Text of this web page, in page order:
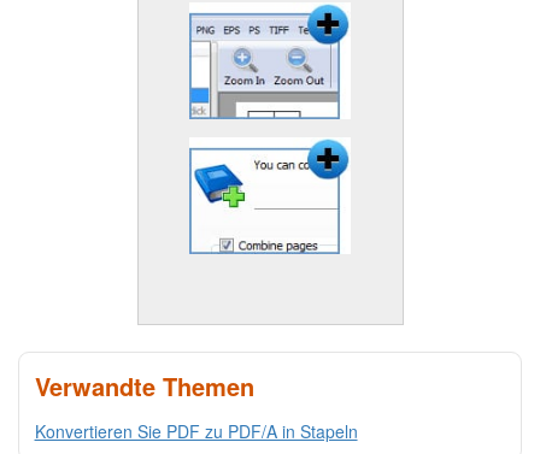
Verwandte Themen
Konvertieren Sie PDF zu PDF/A in Stapeln